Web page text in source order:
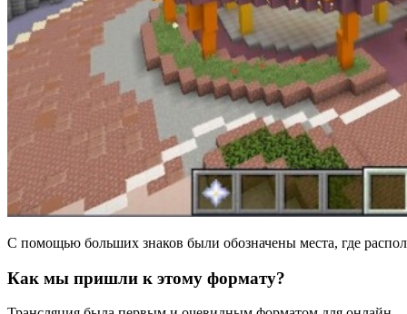
С помощью больших знаков были обозначены места, где
Как мы пришли к этому формату?